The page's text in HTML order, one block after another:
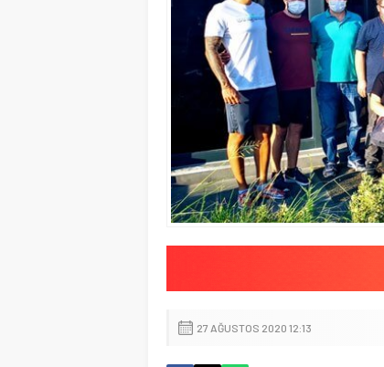
27 AĞUSTOS 2020 12:13